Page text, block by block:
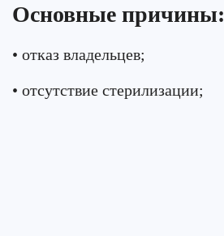
Основные причины:
• отказ владельцев;
• отсутствие стерилизации;